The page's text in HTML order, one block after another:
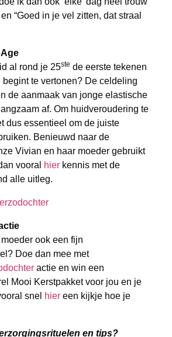
“Goed in je vel zitten, dat straal
al rond je 25ste de eerste tekenen
te vertonen? De celdeling
de aanmaak van jonge elastische
af. Om huidveroudering te
dus essentieel om de juiste
Benieuwd naar de
Vivian en haar moeder gebruikt
vooral
hier kennis met de
alle uitleg.
ook een fijn
Doe dan mee met
actie en win een
Mooi Kerstpakket voor jou en je
snel hier een kijkje hoe je
en tips?